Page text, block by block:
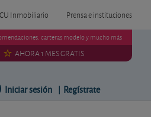
Inmobiliario Prensa e instituciones
carteras modelo y mucho más
AHORA 1 MES GRATIS
Iniciar sesión | Regístrate